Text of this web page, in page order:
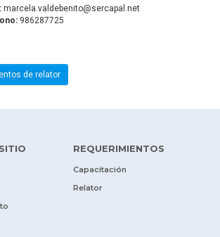
marcela.valdebenito@sercapal.net
986287725
de relator
REQUERIMIENTOS
Capacitación
Relator